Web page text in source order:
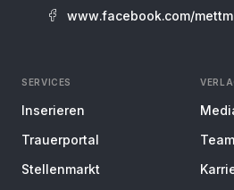
www.facebook.com/
SERVICES
Inserieren
Trauerportal
Stellenmarkt
Team